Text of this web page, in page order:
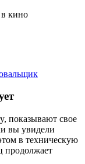
кино
показывают свое
вы увидели
в техническую
продолжает